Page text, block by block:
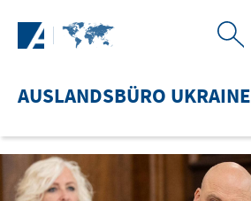
AUSLANDSBÜRO UKRAINE